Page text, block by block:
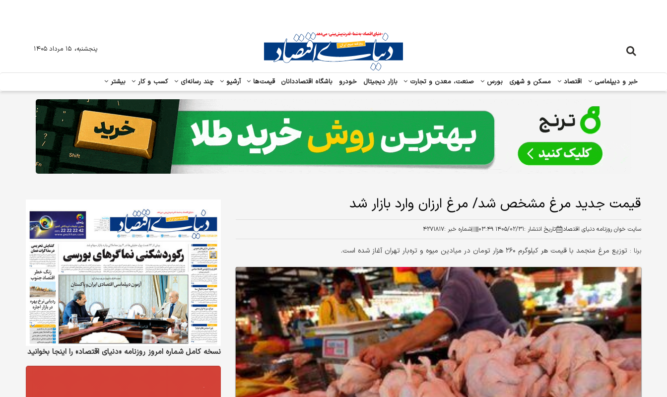
خبر و دیپلماسی اقتصاد مسکن و شهری بورس صنعت، معدن و تجارت بازار دیجیتال خودرو باشگاه اقتصاددانان قیمت‌ها آرشیو چند رسانه‌ای کسب و کار بیشتر
پنجشنبه، ۱۵ مرداد ۱۴۰۵
قیمت جدید مرغ مشخص شد/ مرغ ارزان وارد بازار شد
سایت خوان روزنامه دنیای اقتصاد تاریخ انتشار :۱۴۰۵/۰۲/۳۱ ۰۳:۴۹ شماره خبر :۴۲۷۱۸۱۷
برنا : توزیع مرغ منجمد با قیمت هر کیلوگرم ۲۶۰ هزار تومان در میادین میوه و تره‌بار تهران آغاز شده است.
نسخه کامل شماره امروز روزنامه «دنیای‌ اقتصاد» را اینجا بخوانید